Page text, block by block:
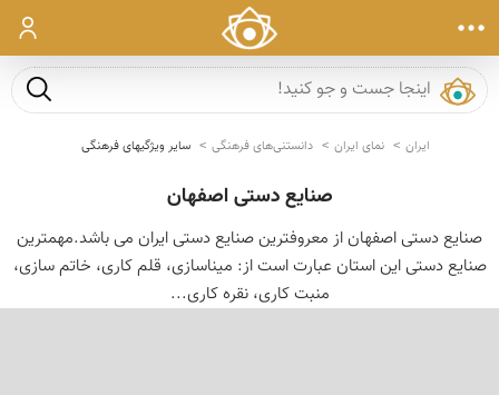
ورود
جست و
ایران نمای ایران دانستنی‌های فرهنگی سایر ویژگیهای فرهنگی
صنایع دستی اصفهان
صنایع دستی اصفهان از معروفترین صنایع دستی ایران می باشد.مهمترین
صنایع دستی این استان عبارت است از: میناسازی، قلم كاری، خاتم سازی،
منبت كاری، نقره كاری...